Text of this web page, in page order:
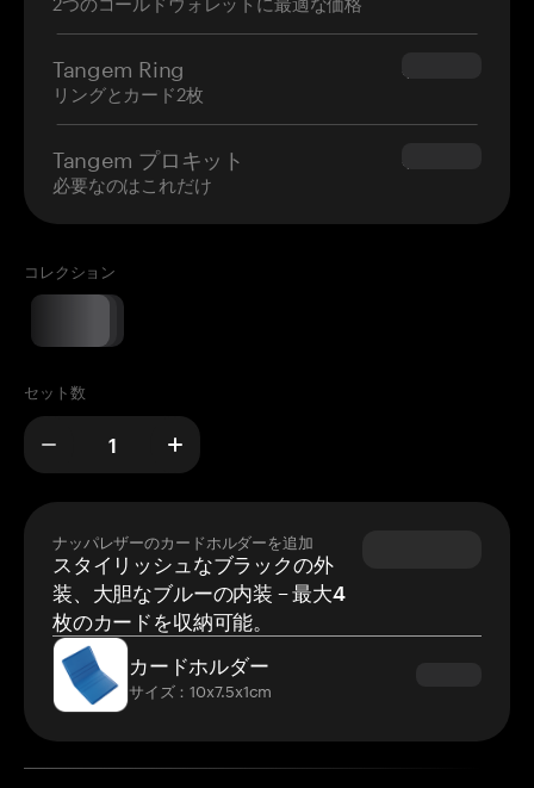
Tangem Ring
リングとカード2枚
$160.00
Tangem プロキット
必要なのはこれだけ
$180.00
コレクション
セット数
ナッパレザーのカードホルダーを追加
スタイリッシュなブラックの外
装、大胆なブルーの内装 – 最大4
枚のカードを収納可能。
カードホルダー
サイズ：10x7.5x1cm